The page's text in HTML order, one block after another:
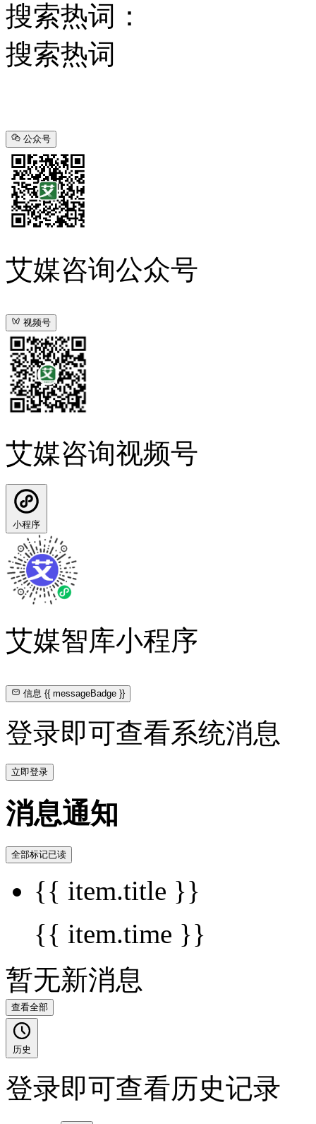
搜索热词：
搜索热词
公众号
艾媒咨询公众号
视频号
艾媒咨询视频号
小程序
艾媒智库小程序
信息{{ messageBadge }}
登录即可查看系统消息
立即登录
消息通知
全部标记已读
{{ item.title }}
{{ item.time }}
暂无新消息
查看全部
历史
登录即可查看历史记录